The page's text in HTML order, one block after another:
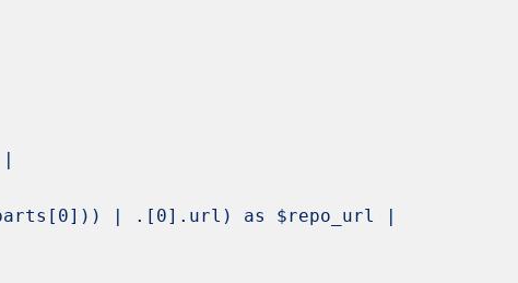
$parts[0])) | .[0].url) as $repo_url |